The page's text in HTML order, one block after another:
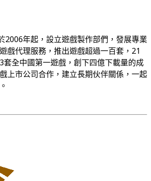
2006年起，設立遊戲製作部們，發展專業
戲代理服務，推出遊戲超過一百套，21
套全中國第一遊戲，創下四億下載量的成
上市公司合作，建立長期伙伴關係，一起